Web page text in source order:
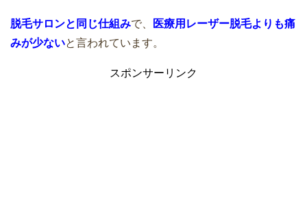
家庭用脱毛器ケノンで脱毛するときに重
要なクーリング方法
脱毛サロンと同じ仕組みで、
医療用レーザー脱毛よりも痛
みが少ないと言われています。
スポンサーリンク